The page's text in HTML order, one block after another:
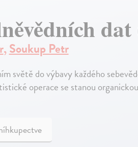
dat
,Soukup Petr
světě do výbavy každého
operace se stanou